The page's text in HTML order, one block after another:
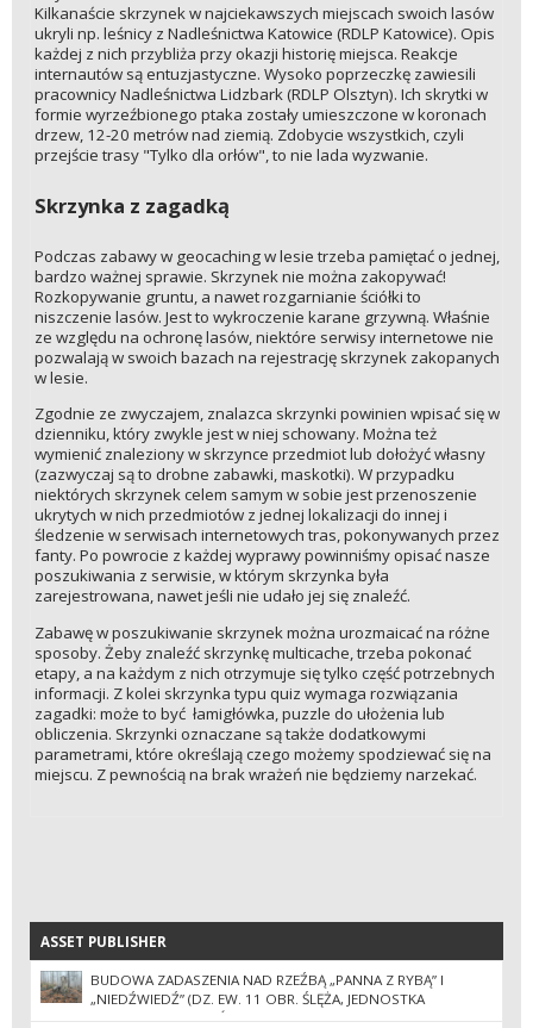
Kilkanaście skrzynek w najciekawszych miejscach swoich lasów
ukryli np. leśnicy z Nadleśnictwa Katowice (RDLP Katowice). Opis
każdej z nich przybliża przy okazji historię miejsca. Reakcje
internautów są entuzjastyczne. Wysoko poprzeczkę zawiesili
pracownicy Nadleśnictwa Lidzbark (RDLP Olsztyn). Ich skrytki w
formie wyrzeźbionego ptaka zostały umieszczone w koronach
drzew, 12-20 metrów nad ziemią. Zdobycie wszystkich, czyli
przejście trasy "Tylko dla orłów", to nie lada wyzwanie.
Skrzynka z zagadką
Podczas zabawy w geocaching w lesie trzeba pamiętać o jednej,
bardzo ważnej sprawie. Skrzynek nie można zakopywać!
Rozkopywanie gruntu, a nawet rozgarnianie ściółki to
niszczenie lasów. Jest to wykroczenie karane grzywną. Właśnie
ze względu na ochronę lasów, niektóre serwisy internetowe nie
pozwalają w swoich bazach na rejestrację skrzynek zakopanych
w lesie.
Zgodnie ze zwyczajem, znalazca skrzynki powinien wpisać się w
dzienniku, który zwykle jest w niej schowany. Można też
wymienić znaleziony w skrzynce przedmiot lub dołożyć własny
(zazwyczaj są to drobne zabawki, maskotki). W przypadku
niektórych skrzynek celem samym w sobie jest przenoszenie
ukrytych w nich przedmiotów z jednej lokalizacji do innej i
śledzenie w serwisach internetowych tras, pokonywanych przez
fanty. Po powrocie z każdej wyprawy powinniśmy opisać nasze
poszukiwania z serwisie, w którym skrzynka była
zarejestrowana, nawet jeśli nie udało jej się znaleźć.
Zabawę w poszukiwanie skrzynek można urozmaicać na różne
sposoby. Żeby znaleźć skrzynkę multicache, trzeba pokonać
etapy, a na każdym z nich otrzymuje się tylko część potrzebnych
informacji. Z kolei skrzynka typu quiz wymaga rozwiązania
zagadki: może to być łamigłówka, puzzle do ułożenia lub
obliczenia. Skrzynki oznaczane są także dodatkowymi
parametrami, które określają czego możemy spodziewać się na
miejscu. Z pewnością na brak wrażeń nie będziemy narzekać.
ASSET PUBLISHER
ASSET PUBLISHER
BUDOWA ZADASZENIA NAD RZEŹBĄ „PANNA Z RYBĄ” I
„NIEDŹWIEDŹ” (DZ. EW. 11 OBR. ŚLĘŻA, JEDNOSTKA
EWIDENCYJNA SOBÓTKA-MIASTO) II POSTĘPOWANIE